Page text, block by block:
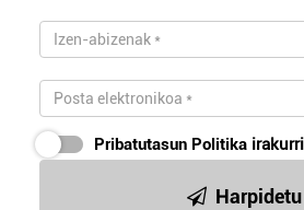
Pribatutasun Politika
Harpidetu